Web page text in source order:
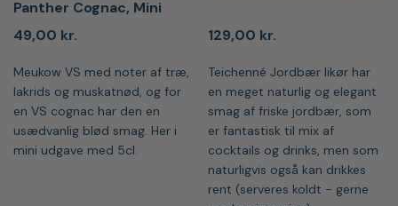
Panther Cognac, Mini
49,00 kr.
Meukow VS med noter af træ,
lakrids og muskatnød, og for
en VS cognac har den en
usædvanlig blød smag. Her i
mini udgave med 5cl.
129,00 kr.
Teichenné Jordbær likør har
en meget naturlig og elegant
smag af friske jordbær, som
er fantastisk til mix af
cocktails og drinks, men som
naturligvis også kan drikkes
rent (serveres koldt - gerne